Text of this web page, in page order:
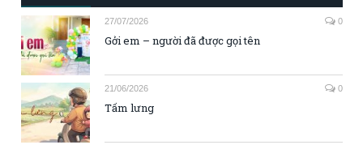
27/07/2026 0
Gởi em – người đã được gọi tên
21/06/2026 0
Tấm lưng